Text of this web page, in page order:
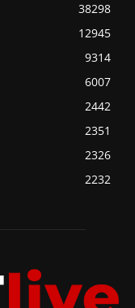
38298
12945
9314
6007
2442
2351
2326
2232